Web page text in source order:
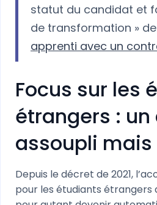
statut du candidat et
de transformation »
apprenti avec un
Focus sur les
étrangers :
assoupli
Depuis le décret de 2021,
pour les étudiants étrangers